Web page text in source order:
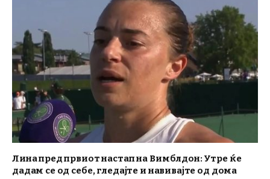
Лина пред првиот настап на Вимблдон: Утре ќе
дадам се од себе, гледајте и навивајте од дома